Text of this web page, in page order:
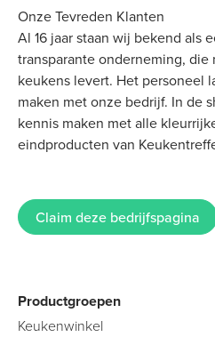
Onze Tevreden Klanten
Al 16 jaar staan wij bekend als
transparante onderneming,
keukens levert. Het personeel
maken met onze bedrijf. In de
kennis maken met alle
eindproducten van
Claim deze bedrijfspagina
Productgroepen
Keukenwinkel